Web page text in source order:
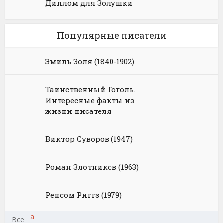
Диплом для Золушки
Популярные писатели
Эмиль Золя (1840-1902)
Таинственный Гоголь.
Интересные факты из
жизни писателя
Виктор Суворов (1947)
Роман Злотников (1963)
Ренсом Риггз (1979)
Все
а